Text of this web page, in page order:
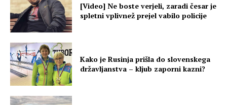
[Video] Ne boste verjeli, zaradi česar je
spletni vplivnež prejel vabilo policije
Kako je Rusinja prišla do slovenskega
državljanstva – kljub zaporni kazni?